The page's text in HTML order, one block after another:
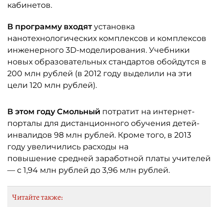
кабинетов.
В программу входятустановка
нанотехнологических комплексов и комплексов
инженерного 3D-моделирования. Учебники
новых образовательных стандартов обойдутся в
200 млн рублей (в 2012 году выделили на эти
цели 120 млн рублей).
В этом году Смольный потратит на интернет-
порталы для дистанционного обучения детей-
инвалидов 98 млн рублей. Кроме того, в 2013
году увеличились расходы на
повышение средней заработной платы учителей
— с 1,94 млн рублей до 3,96 млн рублей.
Читайте также: